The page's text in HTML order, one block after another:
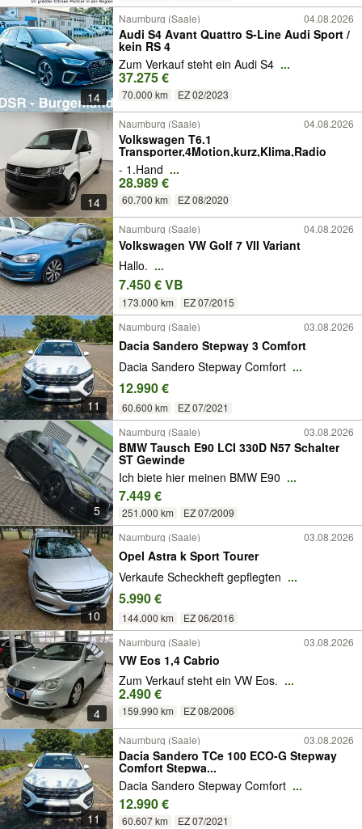
14
Naumburg (Saale) 04.08.2026
Audi S4 Avant Quattro S-Line Audi Sport /
kein RS 4
Zum Verkauf steht ein Audi S4 ...
37.275 €
70.000 km EZ 02/2023
14
Naumburg (Saale) 04.08.2026
Volkswagen T6.1
Transporter,4Motion,kurz,Klima,Radio
- 1.Hand ...
28.989 €
60.700 km EZ 08/2020
Naumburg (Saale) 04.08.2026
Volkswagen VW Golf 7 VII Variant
Hallo. ...
7.450 € VB
173.000 km EZ 07/2015
11
Naumburg (Saale) 03.08.2026
Dacia Sandero Stepway 3 Comfort
Dacia Sandero Stepway Comfort ...
12.990 €
60.600 km EZ 07/2021
5
Naumburg (Saale) 03.08.2026
BMW Tausch E90 LCI 330D N57 Schalter
ST Gewinde
Ich biete hier meinen BMW E90 ...
7.449 €
251.000 km EZ 07/2009
10
Naumburg (Saale) 03.08.2026
Opel Astra k Sport Tourer
Verkaufe Scheckheft gepflegten ...
5.990 €
144.000 km EZ 06/2016
4
Naumburg (Saale) 03.08.2026
VW Eos 1,4 Cabrio
Zum Verkauf steht ein VW Eos. ...
2.490 €
159.990 km EZ 08/2006
11
Naumburg (Saale) 03.08.2026
Dacia Sandero TCe 100 ECO-G Stepway
Comfort Stepwa...
Dacia Sandero Stepway Comfort ...
12.990 €
60.607 km
EZ 07/2021